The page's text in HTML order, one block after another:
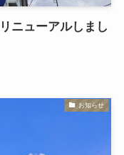
ニューアルしまし
お知らせ